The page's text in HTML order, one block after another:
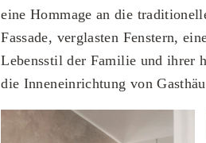
eine Hommage an die
Fassade, verglasten Fenstern,
Lebensstil der Familie und ihrer
die Inneneinrichtung von